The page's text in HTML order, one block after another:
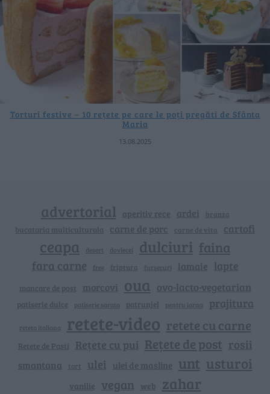
Torturi festive – 10 rețete pe care le poți pregăti de Sfânta
Maria
13.08.2025
advertorial aperitiv rece ardei branza
bucataria multiculturala carne de porc carne de vita cartofi
ceapa desert dovlecei dulciuri faina
fara carne free friptura fursecuri lamaie lapte
mancare de post morcovi oua ovo-lacto-vegetarian
patiserie dulce patiserie sarata patrunjel pentru iarna prajitura
reteta italiana retete-video retete cu carne
Retete de Pasti Rețete cu pui Rețete de post rosii
smantana tort ulei ulei de masline unt usturoi
vanilie vegan web zahar